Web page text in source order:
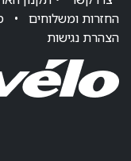
החזרות ומשלוחים
•
הצהרת נגישות